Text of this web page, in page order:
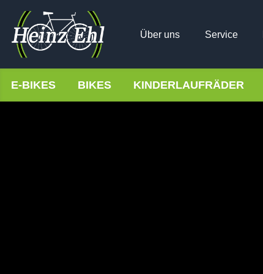
Über uns Service
E-BIKES BIKES KINDERLAUFRÄDER